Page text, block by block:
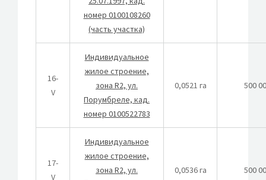
номер 0100108260
(часть участка)
16-
V
Индивидуальное
жилое строение,
зона R2, ул.
Порумбреле, кад.
номер 0100522783
0,0521 га 500
17-
V
Индивидуальное
жилое строение,
зона R2, ул.
0,0536 га 500